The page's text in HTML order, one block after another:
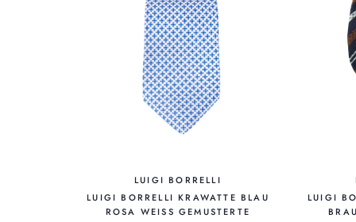
LUIGI BORRELLI
LUIGI BORRELLI KRAWATTE BLAU
ROSA WEISS GEMUSTERTE
LUIGI